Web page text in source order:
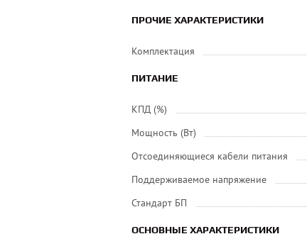
ПРОЧИЕ ХАРАКТЕРИСТИКИ
Комплектация
ПИТАНИЕ
КПД (%)
Мощность (Вт)
Отсоединяющиеся кабели питания
Поддерживаемое напряжение
Стандарт БП
ОСНОВНЫЕ ХАРАКТЕРИСТИКИ